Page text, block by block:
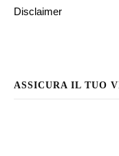
Disclaimer
ASSICURA IL TUO